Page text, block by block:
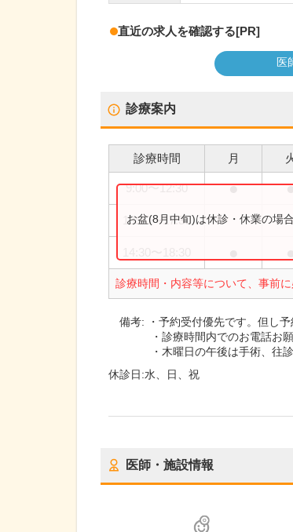
直近の求人を確認する[PR]
医
診療案内
診療時間 月
9:00〜12:30 ●
13:30〜17:30
診療時間・内容等について、事前
お盆(8月中旬)は休診・休業の場
備考:
・予約受付優先です。但し
・診療時間内でのお電話お
・木曜日の午後は手術、往
休診日:水、日、祝
医師・施設情報